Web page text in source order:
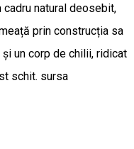
natural deosebit,
prin construcția sa
un corp de chilii, ridicat
schit. sursa